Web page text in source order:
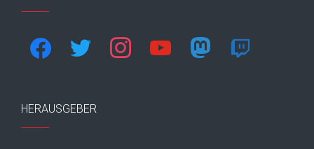
facebook twitter instagram youtube mastodon twitch
HERAUSGEBER